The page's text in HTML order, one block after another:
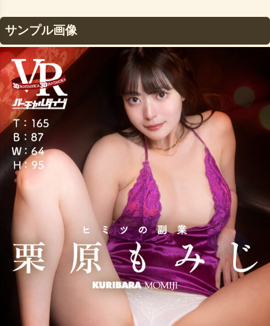
サンプル画像